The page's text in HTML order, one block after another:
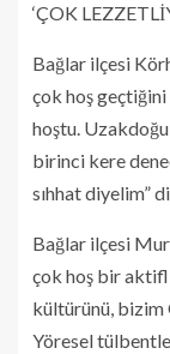
‘ÇOK
Bağlar ilçesi
çok hoş
hoştu.
birinci kere
sıhhat diyelim”
Bağlar ilçesi
çok hoş bir
kültürünü, bizim
Yöresel